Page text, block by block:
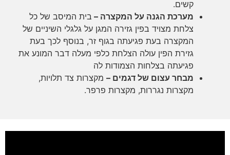
קשים.
מערכת הגנה על המקצרה – בית המיסב של כל
צלחת מצויד בפין גזירה המגן על גלגלי השיניים של
המקצרה בעת פגיעתה בגוף זר, בנוסף לכך בעת
גזירת הפין עולה הצלחת כלפי מעלה דבר המונע את
פגיעתה בצלחות הצמודות לה
מבחר עצום של דגמים – מקצרות צד תלויות,
מקצרות נגררות, מקצרות פרפר.